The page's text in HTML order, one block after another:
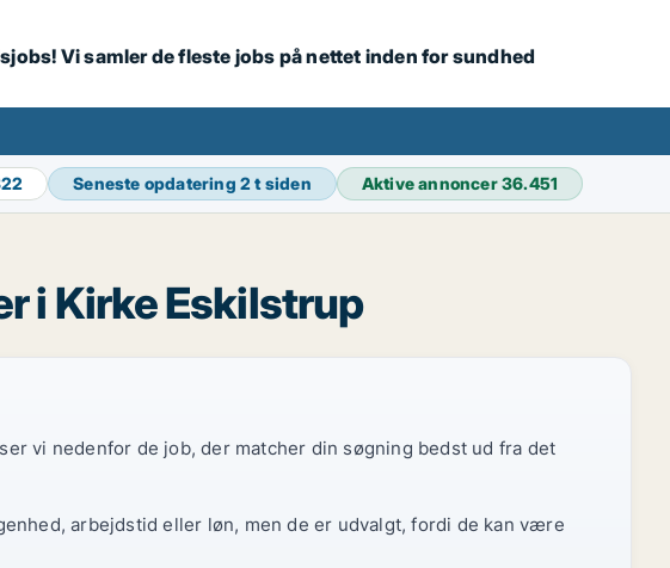
Vi samler de fleste jobs på nettet inden for sundhed
Seneste opdatering2 t siden Aktive annoncer36.451
i Kirke Eskilstrup
vi nedenfor de job, der matcher din søgning bedst ud fra det
arbejdstid eller løn, men de er udvalgt, fordi de kan være